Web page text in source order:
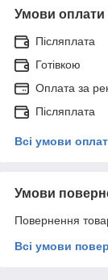
Умови оплати
Післяплата
Готівкою
Оплата за
Післяплата
Всі умови
Умови
Повернення
Всі умови